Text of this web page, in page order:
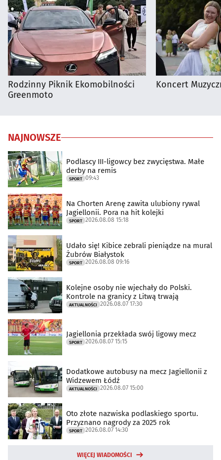
Rodzinny Piknik Ekomobilności
Greenmoto
Koncert
NAJNOWSZE
Podlascy III-ligowcy bez zwycięstwa. Małe
derby na remis
SPORT 09:43
Na Chorten Arenę zawita ulubiony rywal
Jagiellonii. Pora na hit kolejki
SPORT 2026.08.08 15:18
Udało się! Kibice zebrali pieniądze na mural
Żubrów Białystok
SPORT 2026.08.08 09:16
Kolejne osoby nie wjechały do Polski.
Kontrole na granicy z Litwą trwają
AKTUALNOŚCI 2026.08.07 17:30
Jagiellonia przekłada swój ligowy mecz
SPORT 2026.08.07 15:15
Dodatkowe autobusy na mecz Jagiellonii z
Widzewem Łódź
AKTUALNOŚCI 2026.08.07 15:00
Oto złote nazwiska podlaskiego sportu.
Przyznano nagrody za 2025 rok
SPORT 2026.08.07 14:30
WIĘCEJ WIADOMOŚCI